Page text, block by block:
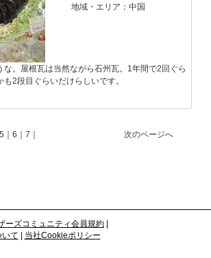
地域・エリア ： 中国
。屋根瓦は当然ながら石州瓦。1年間で2回ぐら
2段目ぐらいだけらしいです。
5 6 7 次のページへ
ーズコミュニティ会員規約
て 当社Cookieポリシー